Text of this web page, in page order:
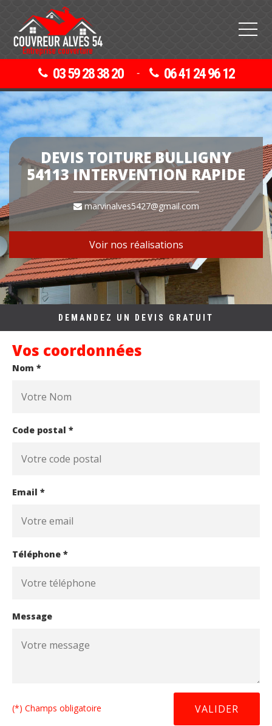
03 59 28 38 20 - 06 41 24 96 12
DEVIS TOITURE BULLIGNY
54113 INTERVENTION RAPIDE
marvinalves5427@gmail.com
Voir nos réalisations
DEMANDEZ UN DEVIS GRATUIT
Vos coordonnées
Nom *
Code postal *
Email *
Téléphone *
Message
(*) Champs obligatoire